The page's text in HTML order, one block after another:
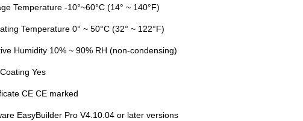
Temperature -10°~60°C (14° ~ 140°F)
Temperature 0° ~ 50°C (32° ~ 122°F)
Humidity 10% ~ 90% RH (non-condensing)
Yes
CE CE marked
EasyBuilder Pro V4.10.04 or later versions